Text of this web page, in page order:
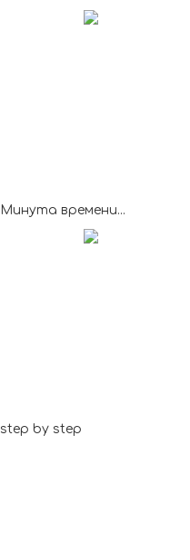
Минута времени...
step by step